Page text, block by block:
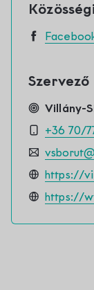
Szervező
Villány-
+36 70/
https://
https://